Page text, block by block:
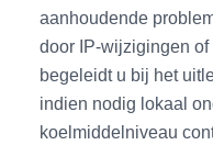
aanhoudende
door IP-wijzigingen
begeleidt u bij het
indien nodig lokaal
koelmiddelniveau